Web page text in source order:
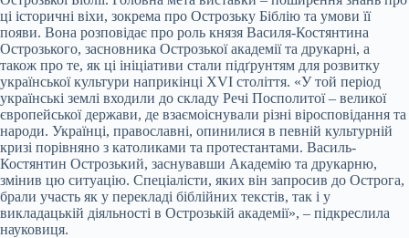
ці історичні віхи, зокрема про Острозьку Біблію та умови її
появи. Вона розповідає про роль князя Василя-Костянтина
Острозького, засновника Острозької академії та друкарні, а
також про те, як ці ініціативи стали підґрунтям для розвитку
української культури наприкінці XVI століття. «У той період
українські землі входили до складу Речі Посполитої – великої
європейської держави, де взаємоіснували різні віросповідання та
народи. Українці, православні, опинилися в певній культурній
кризі порівняно з католиками та протестантами. Василь-
Костянтин Острозький, заснувавши Академію та друкарню,
змінив цю ситуацію. Спеціалісти, яких він запросив до Острога,
брали участь як у перекладі біблійних текстів, так і у
викладацькій діяльності в Острозькій академії», – підкреслила
науковиця.